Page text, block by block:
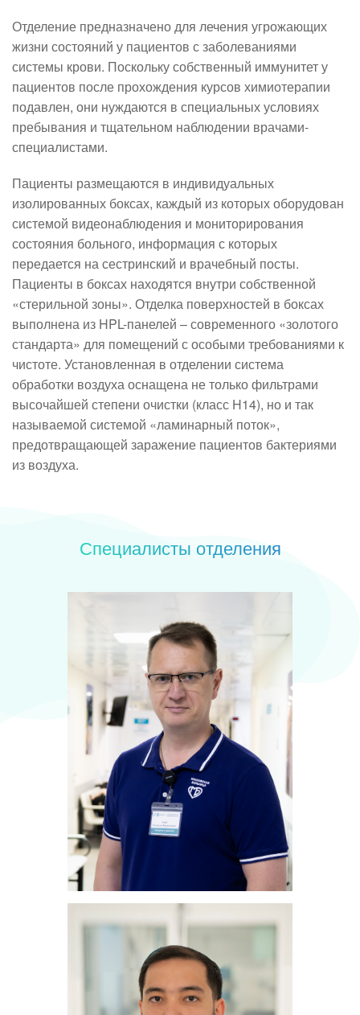
Отделение предназначено для лечения угрожающих
жизни состояний у пациентов с заболеваниями
системы крови. Поскольку собственный иммунитет у
пациентов после прохождения курсов химиотерапии
подавлен, они нуждаются в специальных условиях
пребывания и тщательном наблюдении врачами-
специалистами.
Пациенты размещаются в индивидуальных
изолированных боксах, каждый из которых оборудован
системой видеонаблюдения и мониторирования
состояния больного, информация с которых
передается на сестринский и врачебный посты.
Пациенты в боксах находятся внутри собственной
«стерильной зоны». Отделка поверхностей в боксах
выполнена из HPL-панелей – современного «золотого
стандарта» для помещений с особыми требованиями к
чистоте. Установленная в отделении система
обработки воздуха оснащена не только фильтрами
высочайшей степени очистки (класс H14), но и так
называемой системой «ламинарный поток»,
предотвращающей заражение пациентов бактериями
из воздуха.
Специалисты отделения